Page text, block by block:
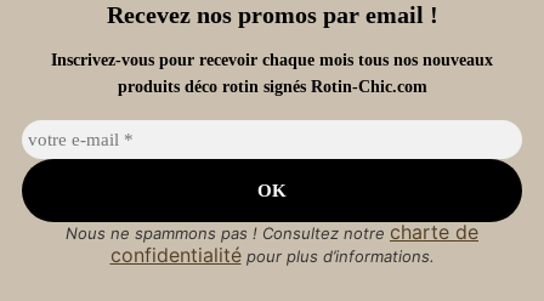
Recevez nos promos par email !
Inscrivez-vous pour recevoir chaque mois tous nos nouveaux
produits déco rotin signés Rotin-Chic.com
Nous ne spammons pas ! Consultez notre charte de
confidentialitépour plus d’informations.